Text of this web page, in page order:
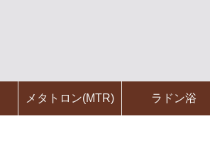
メタトロン(MTR) ラドン浴